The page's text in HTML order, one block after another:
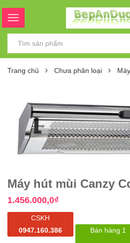
Trang chủ Chưa phân loại
Máy hút mùi Canzy
1.456.000,0₫
CSKH
0947.160.386
Bán hàng 1